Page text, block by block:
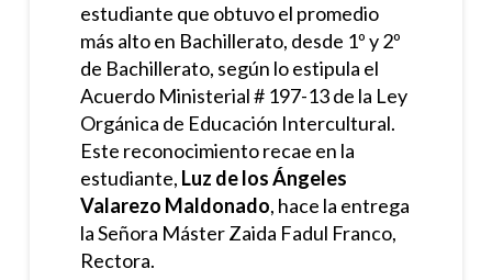
estudiante que obtuvo el promedio
más alto en Bachillerato, desde 1º y 2º
de Bachillerato, según lo estipula el
Acuerdo Ministerial # 197-13 de la Ley
Orgánica de Educación Intercultural.
Este reconocimiento recae en la
estudiante, Luz de los Ángeles
Valarezo Maldonado, hace la entrega
la Señora Máster Zaida Fadul Franco,
Rectora.